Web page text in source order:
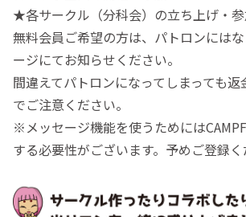
★各サークル（分科会）の立ち上げ・
無料会員ご希望の方は、パトロンには
ージにてお知らせください。
間違えてパトロンになってしまっても
でご注意ください。
※メッセージ機能を使うためには
する必要性がございます。予めご登録く